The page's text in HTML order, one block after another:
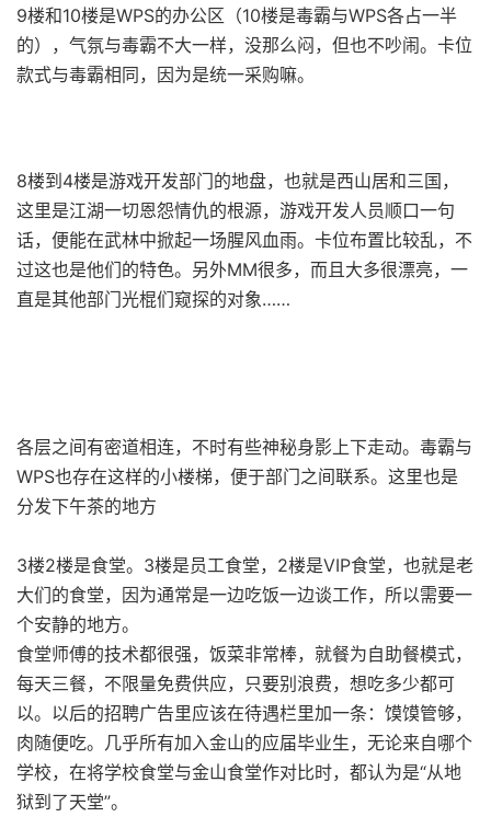
9楼和10楼是WPS的办公区（10楼是毒霸与WPS各占一半
的），气氛与毒霸不大一样，没那么闷，但也不吵闹。卡位
款式与毒霸相同，因为是统一采购嘛。
8楼到4楼是游戏开发部门的地盘，也就是西山居和三国，
这里是江湖一切恩怨情仇的根源，游戏开发人员顺口一句
话，便能在武林中掀起一场腥风血雨。卡位布置比较乱，不
过这也是他们的特色。另外MM很多，而且大多很漂亮，一
直是其他部门光棍们窥探的对象……
各层之间有密道相连，不时有些神秘身影上下走动。毒霸与
WPS也存在这样的小楼梯，便于部门之间联系。这里也是
分发下午茶的地方
3楼2楼是食堂。3楼是员工食堂，2楼是VIP食堂，也就是老
大们的食堂，因为通常是一边吃饭一边谈工作，所以需要一
个安静的地方。
食堂师傅的技术都很强，饭菜非常棒，就餐为自助餐模式，
每天三餐，不限量免费供应，只要别浪费，想吃多少都可
以。以后的招聘广告里应该在待遇栏里加一条：馍馍管够，
肉随便吃。几乎所有加入金山的应届毕业生，无论来自哪个
学校，在将学校食堂与金山食堂作对比时，都认为是“从地
狱到了天堂”。